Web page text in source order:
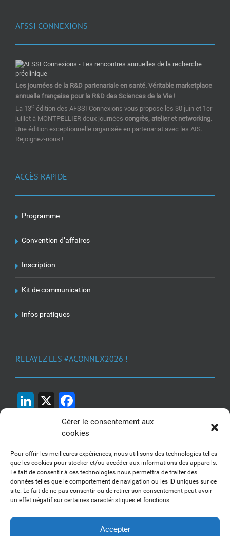
Gérer le consentement aux
cookies
Pour offrir les meilleures expériences, nous utilisons des technologies telles
que les cookies pour stocker et/ou accéder aux informations des appareils.
Le fait de consentir à ces technologies nous permettra de traiter des
données telles que le comportement de navigation ou les ID uniques sur ce
site. Le fait de ne pas consentir ou de retirer son consentement peut avoir
un effet négatif sur certaines caractéristiques et fonctions.
Accepter
AFSSI CONNEXIONS
Les journées de la R&D partenariale en santé. Véritable marketplace
annuelle française pour la R&D des Sciences de la Vie !
La 13e édition des AFSSI Connexions vous propose les 30 juin et 1er
juillet à MONTPELLIER deux journées congrès, atelier et networking.
Une édition exceptionnelle organisée en partenariat avec les AIS.
Rejoignez-nous !
ACCÈS RAPIDE
Programme
Convention d’affaires
Inscription
Kit de communication
Infos pratiques
RELAYEZ LES #ACONNEX2026 !
LinkedIn
X
1, 2, 3... Buzzez !
Découvrez nos kits communication